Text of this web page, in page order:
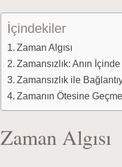
İçindekiler
Zaman Algısı
Zamansızlık: Anın
Zamansızlık ile
Zamanın Ötesine
Zaman Algısı